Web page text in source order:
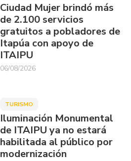
Ciudad Mujer brindó más
de 2.100 servicios
gratuitos a pobladores de
Itapúa con apoyo de
ITAIPU
06/08/2026
TURISMO
Iluminación Monumental
de ITAIPU ya no estará
habilitada al público por
modernización